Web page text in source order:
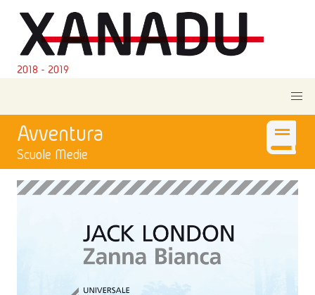
2018 - 2019
Avventura
Scuole Medie